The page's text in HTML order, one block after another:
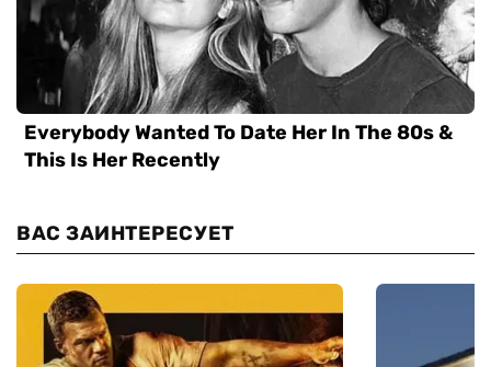
ВАС ЗАИНТЕРЕСУЕТ